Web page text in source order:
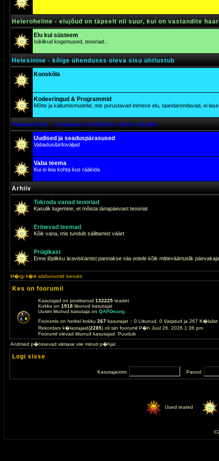
Heleroheline - elujõud on täpselt nii suur, kui on vastandite
Elu kui süsteem
Isiklikud kogemused, teooriad...
Helesinine - kõige ühenduses oleva sisu ühtlustub
Kooskõla
Kodeeringud & Programmid
Mõtte ja käitumismudelid, mis purustavad inimese elu, taandarendavad, ei
Tumesinine - seaduste tundmine teeb vabaks
Uudised ja seaduspärasused
Vabadus&infoväljad
Vaba teema
Kui ei leia kohta kus rääkida.
Arhiiv
Tokroda vanad teooriad
Kasulik lugemine, et mõista tänapäevast teooriat
Erinevad teemad
Kõik vana, mis tundub säilitamist väärt
Prügikast
Enne lõplikku äraviskamist pannakse siia ootele kõik mitteväärtuslik
M�rgi k�ik alafoorumid loetuks
Kes on foorumil
Kasutajad on postitanud 132225 teadet
Kokku on 1918 liitunud kasutajat
Uusim liitunud kasutaja on QAPDeang
Foorumis on hetkel kokku 267 kasutajat :: 0 Liitunud, 0 Varjatud ja 267
Rekordarv k�lastajaid(2285) oli siin foorumil P�h Juul 26, 2026 1:36 pm
Foorumil olevad liitunud kasutajad: Puudub
Andmed p�hinevad viimase viie minuti p�hjal
Logi sisse
Kasutajanimi: Parool:
Uued teated
©